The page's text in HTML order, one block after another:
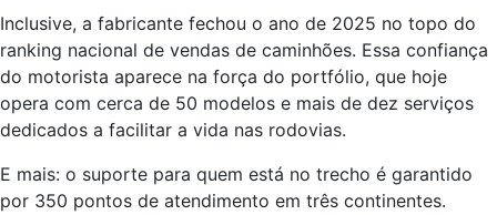
Inclusive, a fabricante fechou o ano de 2025 no topo do
ranking nacional de vendas de caminhões. Essa confiança
do motorista aparece na força do portfólio, que hoje
opera com cerca de 50 modelos e mais de dez serviços
dedicados a facilitar a vida nas rodovias.
E mais: o suporte para quem está no trecho é garantido
por 350 pontos de atendimento em três continentes.